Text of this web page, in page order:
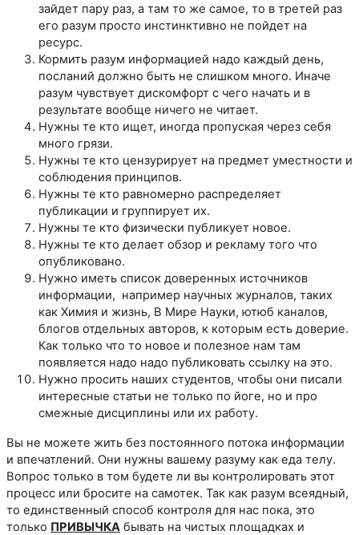
зайдет пару раз, а там то же самое, то в третей раз
его разум просто инстинктивно не пойдет на
ресурс.
Кормить разум информацией надо каждый день,
посланий должно быть не слишком много. Иначе
разум чувствует дискомфорт с чего начать и в
результате вообще ничего не читает.
Нужны те кто ищет, иногда пропуская через себя
много грязи.
Нужны те кто цензурирует на предмет уместности и
соблюдения принципов.
Нужны те кто равномерно распределяет
публикации и группирует их.
Нужны те кто физически публикует новое.
Нужны те кто делает обзор и рекламу того что
опубликовано.
Нужно иметь список доверенных источников
информации, например научных журналов, таких
как Химия и жизнь, В Мире Науки, ютюб каналов,
блогов отдельных авторов, к которым есть доверие.
Как только что то новое и полезное нам там
появляется надо надо публиковать ссылку на это.
Нужно просить наших студентов, чтобы они писали
интересные статьи не только по йоге, но и про
смежные дисциплины или их работу.
Вы не можете жить без постоянного потока информации
и впечатлений. Они нужны вашему разуму как еда телу.
Вопрос только в том будете ли вы контролировать этот
процесс или бросите на самотек. Так как разум всеядный,
то единственный способ контроля для нас пока, это
только ПРИВЫЧКА бывать на чистых площадках и